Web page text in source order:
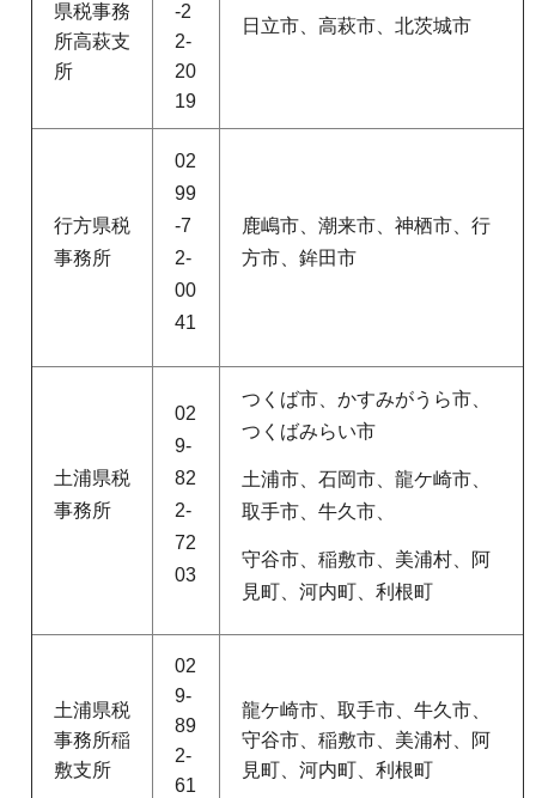
県税事務
所高萩支
所
-2
2-
20
19
日立市、高萩市、北茨城市
行方県税
事務所
02
99
-7
2-
00
41
鹿嶋市、潮来市、神栖市、行
方市、鉾田市
土浦県税
事務所
02
9-
82
2-
72
03
つくば市、かすみがうら市、
つくばみらい市
土浦市、石岡市、龍ケ崎市、
取手市、牛久市、
守谷市、稲敷市、美浦村、阿
見町、河内町、利根町
土浦県税
事務所稲
敷支所
02
9-
89
2-
61
龍ケ崎市、取手市、牛久市、
守谷市、稲敷市、美浦村、阿
見町、河内町、利根町